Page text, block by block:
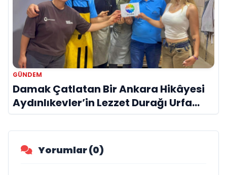
GÜNDEM
Damak Çatlatan Bir Ankara Hikâyesi
Aydınlıkevler’in Lezzet Durağı Urfa
Damak
Yorumlar (0)